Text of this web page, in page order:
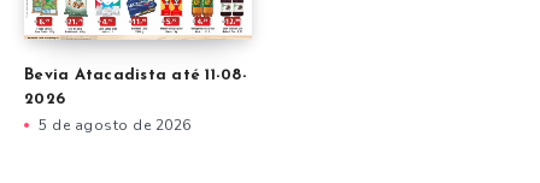
Bevia Atacadista até 11-08-
2026
5 de agosto de 2026